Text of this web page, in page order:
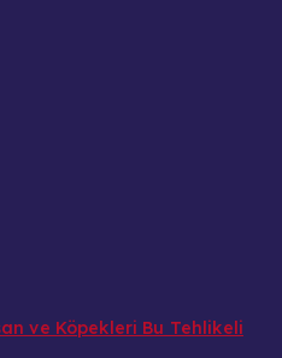
ve Köpekleri Bu Tehlikeli